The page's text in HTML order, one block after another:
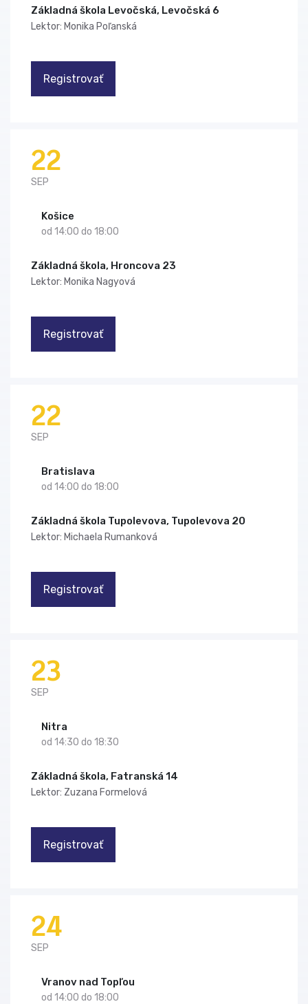
Základná škola Levočská, Levočská 6
Lektor: Monika Poľanská
Registrovať
22
SEP
Košice
od 14:00 do 18:00
Základná škola, Hroncova 23
Lektor: Monika Nagyová
Registrovať
22
SEP
Bratislava
od 14:00 do 18:00
Základná škola Tupolevova, Tupolevova 20
Lektor: Michaela Rumanková
Registrovať
23
SEP
Nitra
od 14:30 do 18:30
Základná škola, Fatranská 14
Lektor: Zuzana Formelová
Registrovať
24
SEP
Vranov nad Topľou
od 14:00 do 18:00